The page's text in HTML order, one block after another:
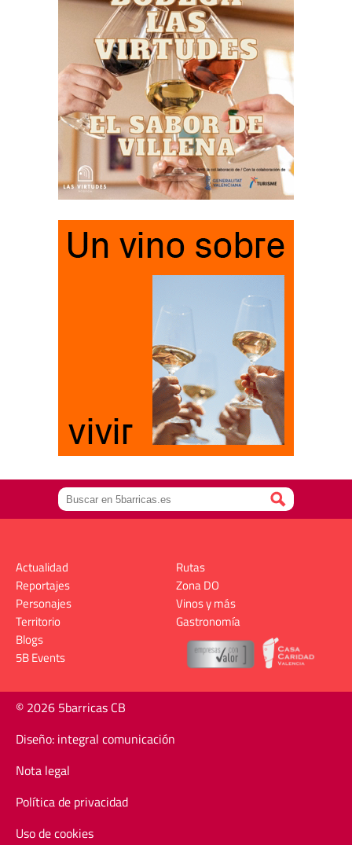
Actualidad
Reportajes
Personajes
Territorio
Rutas
Zona DO
Vinos y más
Gastronomía
Blogs
5B Events
© 2026 5barricas CB
Diseño: integral comunicación
Nota legal
Política de privacidad
Uso de cookies